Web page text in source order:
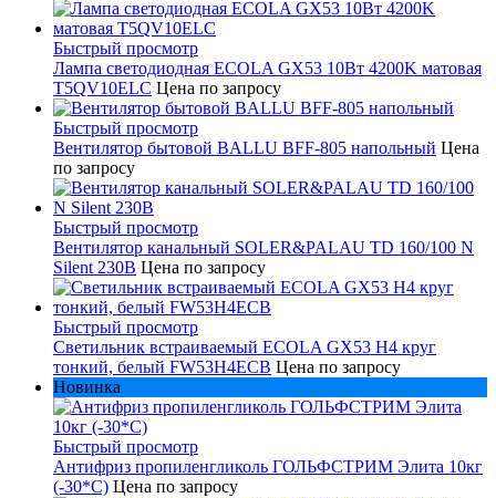
Быстрый просмотр
Лампа светодиодная ECOLA GX53 10Вт 4200K матовая
T5QV10ELC Цена по запросу
Быстрый просмотр
Вентилятор бытовой BALLU BFF-805 напольный Цена
по запросу
Быстрый просмотр
Вентилятор канальный SOLER&PALAU TD 160/100 N
Silent 230В Цена по запросу
Быстрый просмотр
Светильник встраиваемый ECOLA GX53 H4 круг
тонкий, белый FW53H4ECB Цена по запросу
Новинка
Быстрый просмотр
Антифриз пропиленгликоль ГОЛЬФСТРИМ Элита 10кг
(-30*С) Цена по запросу